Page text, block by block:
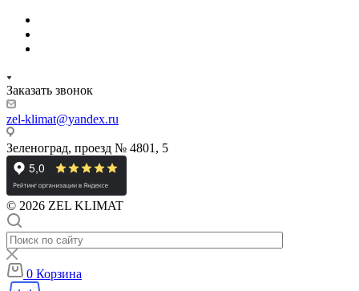
Заказать звонок
zel-klimat@yandex.ru
Зеленоград, проезд № 4801, 5
© 2026 ZEL KLIMAT
0 Корзина